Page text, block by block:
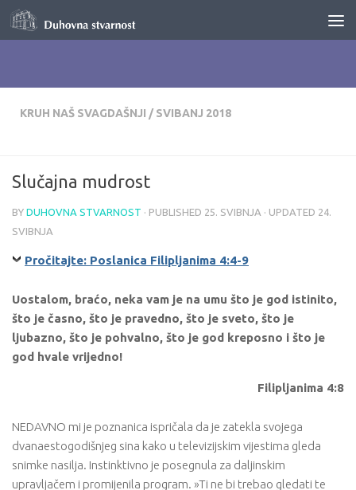
Skip to content
KRUH NAŠ SVAGDAŠNJI / SVIBANJ 2018
Slučajna mudrost
BY DUHOVNA STVARNOST · PUBLISHED 25. SVIBNJA · UPDATED 24.
SVIBNJA
Pročitajte: Poslanica Filipljanima 4:4-9
Uostalom, braćo, neka vam je na umu što je god istinito,
što je časno, što je pravedno, što je sveto, što je
ljubazno, što je pohvalno, što je god kreposno i što je
god hvale vrijedno!
Filipljanima 4:8
NEDAVNO mi je poznanica ispričala da je zatekla svojega
dvanaestogodišnjeg sina kako u televizijskim vijestima gleda
snimke nasilja. Instinktivno je posegnula za daljinskim
upravljačem i promijenila program. »Ti ne bi trebao gledati te